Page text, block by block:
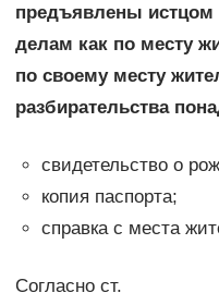
предъявлены истцом
делам как по месту
по своему месту
разбирательства
свидетельство о
копия паспорта;
справка с места
Согласно ст.